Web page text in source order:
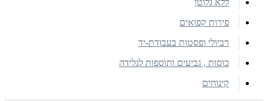
ללא גלוטן
פירות קפואים
רביולי ופסטות בעבודת-יד
כוסות , גביעים ותוספות לגלידה
קינוחים